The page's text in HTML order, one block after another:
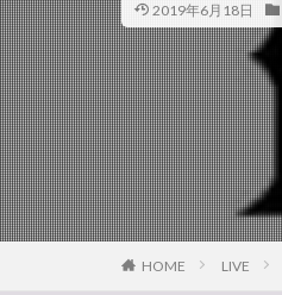
2019年6月18日
HOME LIVE